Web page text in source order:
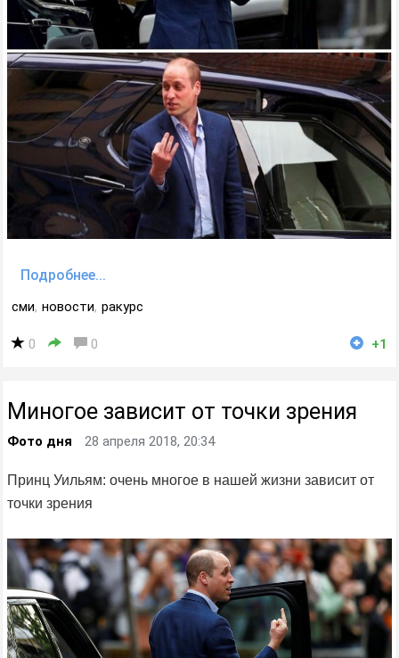
Подробнее...
сми, новости, ракурс
0 0 +1
Миногое зависит от точки зрения
Фото дня 28 апреля 2018, 20:34
Принц Уильям: очень многое в нашей жизни зависит от
точки зрения